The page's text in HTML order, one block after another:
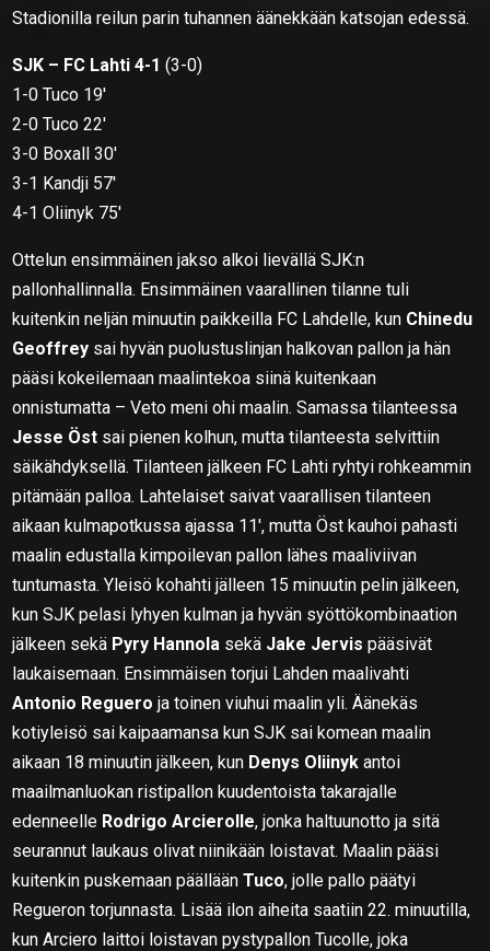
Stadionilla reilun parin tuhannen äänekkään katsojan edessä.
SJK – FC Lahti 4-1 (3-0)
1-0 Tuco 19′
2-0 Tuco 22′
3-0 Boxall 30′
3-1 Kandji 57′
4-1 Oliinyk 75′
Ottelun ensimmäinen jakso alkoi lievällä SJK:n
pallonhallinnalla. Ensimmäinen vaarallinen tilanne tuli
kuitenkin neljän minuutin paikkeilla FC Lahdelle, kun Chinedu
Geoffrey sai hyvän puolustuslinjan halkovan pallon ja hän
pääsi kokeilemaan maalintekoa siinä kuitenkaan
onnistumatta – Veto meni ohi maalin. Samassa tilanteessa
Jesse Öst sai pienen kolhun, mutta tilanteesta selvittiin
säikähdyksellä. Tilanteen jälkeen FC Lahti ryhtyi rohkeammin
pitämään palloa. Lahtelaiset saivat vaarallisen tilanteen
aikaan kulmapotkussa ajassa 11′, mutta Öst kauhoi pahasti
maalin edustalla kimpoilevan pallon lähes maaliviivan
tuntumasta. Yleisö kohahti jälleen 15 minuutin pelin jälkeen,
kun SJK pelasi lyhyen kulman ja hyvän syöttökombinaation
jälkeen sekä Pyry Hannola sekä Jake Jervis pääsivät
laukaisemaan. Ensimmäisen torjui Lahden maalivahti
Antonio Reguero ja toinen viuhui maalin yli. Äänekäs
kotiyleisö sai kaipaamansa kun SJK sai komean maalin
aikaan 18 minuutin jälkeen, kun Denys Oliinyk antoi
maailmanluokan ristipallon kuudentoista takarajalle
edenneelle Rodrigo Arcierolle, jonka haltuunotto ja sitä
seurannut laukaus olivat niinikään loistavat. Maalin pääsi
kuitenkin puskemaan päälläänTuco, jolle pallo päätyi
Regueron torjunnasta. Lisää ilon aiheita saatiin 22. minuutilla,
kun Arciero laittoi loistavan pystypallon Tucolle, joka